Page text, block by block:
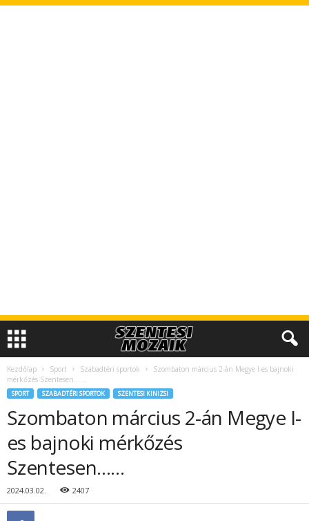
Kezdőlap Sport Szabadtéri sportok
Szombaton március 2-án Megye I-es bajnoki
mérkőzés Szentesen……
SPORT SZABADTÉRI SPORTOK SZENTESI KINIZSI
Szombaton március 2-án Megye I-
es bajnoki mérkőzés
Szentesen……
2024.03.02. 2407